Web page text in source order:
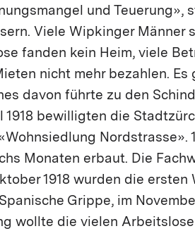
und Teuerung»,
Viele Wipkinger Männer
fanden kein Heim, viele
nicht mehr bezahlen. Es
davon führte zu den
1918 bewilligten die
Nordstrasse».
Monaten erbaut. Die
1918 wurden die ersten
Grippe, im
wollte die vielen